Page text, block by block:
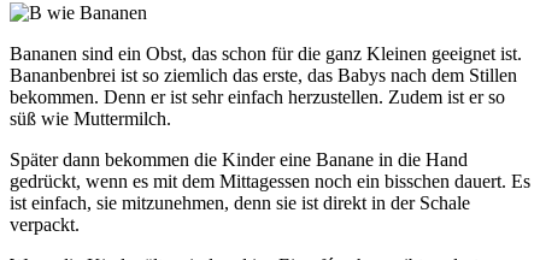
Bananen sind ein Obst, das schon für die ganz Kleinen geeignet ist.
Bananbenbrei ist so ziemlich das erste, das Babys nach dem Stillen
bekommen. Denn er ist sehr einfach herzustellen. Zudem ist er so
süß wie Muttermilch.
Später dann bekommen die Kinder eine Banane in die Hand
gedrückt, wenn es mit dem Mittagessen noch ein bisschen dauert. Es
ist einfach, sie mitzunehmen, denn sie ist direkt in der Schale
verpackt.